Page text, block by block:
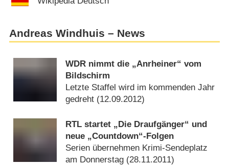
Andreas Windhuis – News
WDR nimmt die „Anrheiner“ vom
Bildschirm
Letzte Staffel wird im kommenden Jahr
gedreht (12.09.2012)
RTL startet „Die Draufgänger“ und
neue „Countdown“-Folgen
Serien übernehmen Krimi-Sendeplatz
am Donnerstag (28.11.2011)